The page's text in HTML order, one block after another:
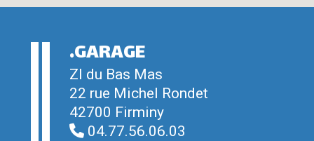
.GARAGE
ZI du Bas Mas
22 rue Michel Rondet
42700 Firminy
04.77.56.06.03